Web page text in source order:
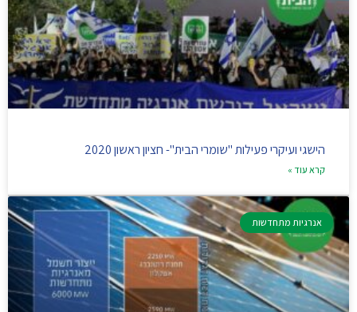
הישגי ועיקרי פעילות "שומרי הבית"- חציון ראשון 2020
קרא עוד »
אנרגיות מתחדשות